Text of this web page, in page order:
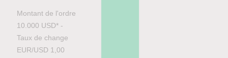
Montant de l'ordre
10.000 USD* -
Taux de change
EUR/USD 1,00